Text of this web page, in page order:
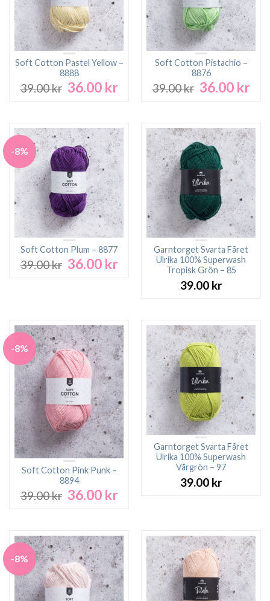
Soft Cotton Pastel Yellow –
8888
39.00kr Det
39.00 kr.
36.00 krDet
36.00 kr.
Soft Cotton Pistachio –
8876
39.00kr Det
39.00 kr.
36.00 krDet
-8%
Soft Cotton Plum – 8877
39.00kr Det
36.00 krDet
nuvarande
Garntorget Svarta Fåret
Ulrika 100% Superwash
Tropisk Grön – 85
39.00 kr
-8%
Soft Cotton Pink Punk –
8894
39.00kr Det
39.00 kr.
36.00 krDet
36.00 kr.
Garntorget Svarta Fåret
Ulrika 100% Superwash
Vårgrön – 97
39.00 kr
-8%